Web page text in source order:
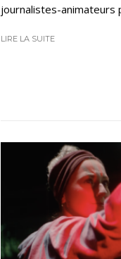
journalistes-animateurs
LIRE LA SUITE